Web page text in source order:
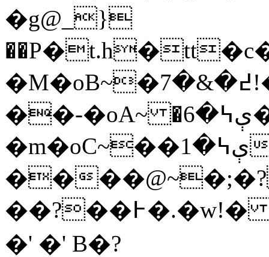
�g@_}
�M�oB~�߄�&�7!� �-�oA~ �[�߂��
��-�oA~ �ې߆�6�!�
�m�oC~�ې߆�1���1���1���1���1���1��@~�;�߁��w
��
��?��߅�.�w!� �]��B~�߅�.�w!�' �'
�' �' B�?